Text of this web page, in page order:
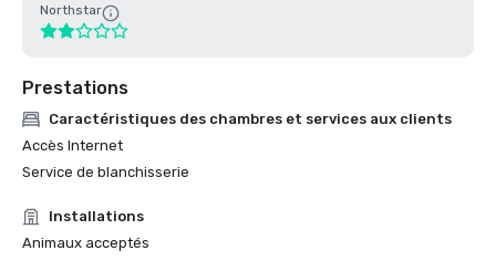
Northstar
Prestations
Caractéristiques des chambres et services aux clients
Accès Internet
Service de blanchisserie
Installations
Animaux acceptés